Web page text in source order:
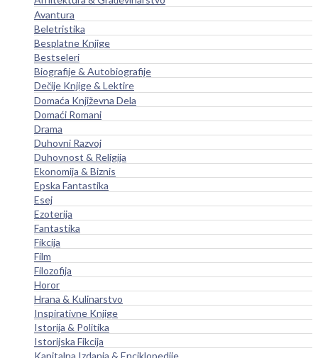
Avantura
Beletristika
Besplatne Knjige
Bestseleri
Biografije & Autobiografije
Dečije Knjige & Lektire
Domaća Književna Dela
Domaći Romani
Drama
Duhovni Razvoj
Duhovnost & Religija
Ekonomija & Biznis
Epska Fantastika
Esej
Ezoterija
Fantastika
Fikcija
Film
Filozofija
Horor
Hrana & Kulinarstvo
Inspirativne Knjige
Istorija & Politika
Istorijska Fikcija
Kapitalna Izdanja & Enciklopedije